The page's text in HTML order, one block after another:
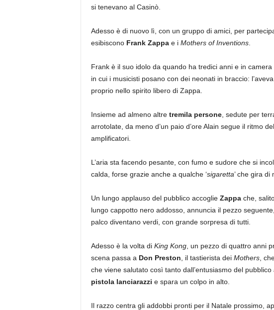
si tenevano al Casinò.
Adesso è di nuovo lì, con un gruppo di amici, per
esibisconoFrank Zappae i Mothers of Inventions.
Frank è il suo idolo da quando ha tredici anni e in
in cui i musicisti posano con dei neonati in braccio:
proprio nello spirito libero di Zappa.
Insieme ad almeno altre tremila persone, sedute per
arrotolate, da meno d’un paio d’ore Alain segue il ritmo
amplificatori.
L’aria sta facendo pesante, con fumo e sudore che si
calda, forse grazie anche a qualche ‘sigaretta’ che gira di
Un lungo applauso del pubblico accoglie Zappa che,
lungo cappotto nero addosso, annuncia il pezzo seguente,
palco diventano verdi, con grande sorpresa di tutti.
Adesso è la volta di King Kong, un pezzo di quattro anni
scena passa a Don Preston , il tastierista dei Mothers,
che viene salutato così tanto dall’entusiasmo del
pistola lanciarazzi e spara un colpo in alto.
Il razzo centra gli addobbi pronti per il Natale prossimo,